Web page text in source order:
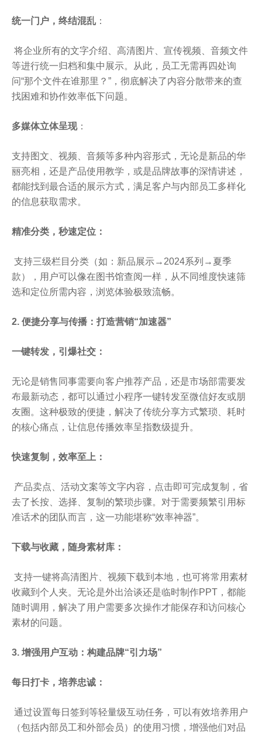
统一门户，终结混乱 ：
将企业所有的文字介绍、高清图片、宣传视频、音频文件
等进行统一归档和集中展示。从此，员工无需再四处询
问“那个文件在谁那里？”，彻底解决了内容分散带来的查
找困难和协作效率低下问题。
多媒体立体呈现：
支持图文、视频、音频等多种内容形式，无论是新品的华
丽亮相，还是产品使用教学，或是品牌故事的深情讲述，
都能找到最合适的展示方式，满足客户与内部员工多样化
的信息获取需求。
精准分类，秒速定位：
支持三级栏目分类（如：新品展示→2024系列→夏季
款），用户可以像在图书馆查阅一样，从不同维度快速筛
选和定位所需内容，浏览体验极致流畅。
2. 便捷分享与传播：打造营销“加速器”
一键转发，引爆社交：
无论是销售同事需要向客户推荐产品，还是市场部需要发
布最新动态，都可以通过小程序一键转发至微信好友或朋
友圈。这种极致的便捷，解决了传统分享方式繁琐、耗时
的核心痛点，让信息传播效率呈指数级提升。
快速复制，效率至上：
产品卖点、活动文案等文字内容，点击即可完成复制，省
去了长按、选择、复制的繁琐步骤。对于需要频繁引用标
准话术的团队而言，这一功能堪称“效率神器”。
下载与收藏，随身素材库：
支持一键将高清图片、视频下载到本地，也可将常用素材
收藏到个人夹。无论是外出洽谈还是临时制作PPT，都能
随时调用，解决了用户需要多次操作才能保存和访问核心
素材的问题。
3. 增强用户互动：构建品牌“引力场”
每日打卡，培养忠诚：
通过设置每日签到等轻量级互动任务，可以有效培养用户
（包括内部员工和外部会员）的使用习惯，增强他们对品